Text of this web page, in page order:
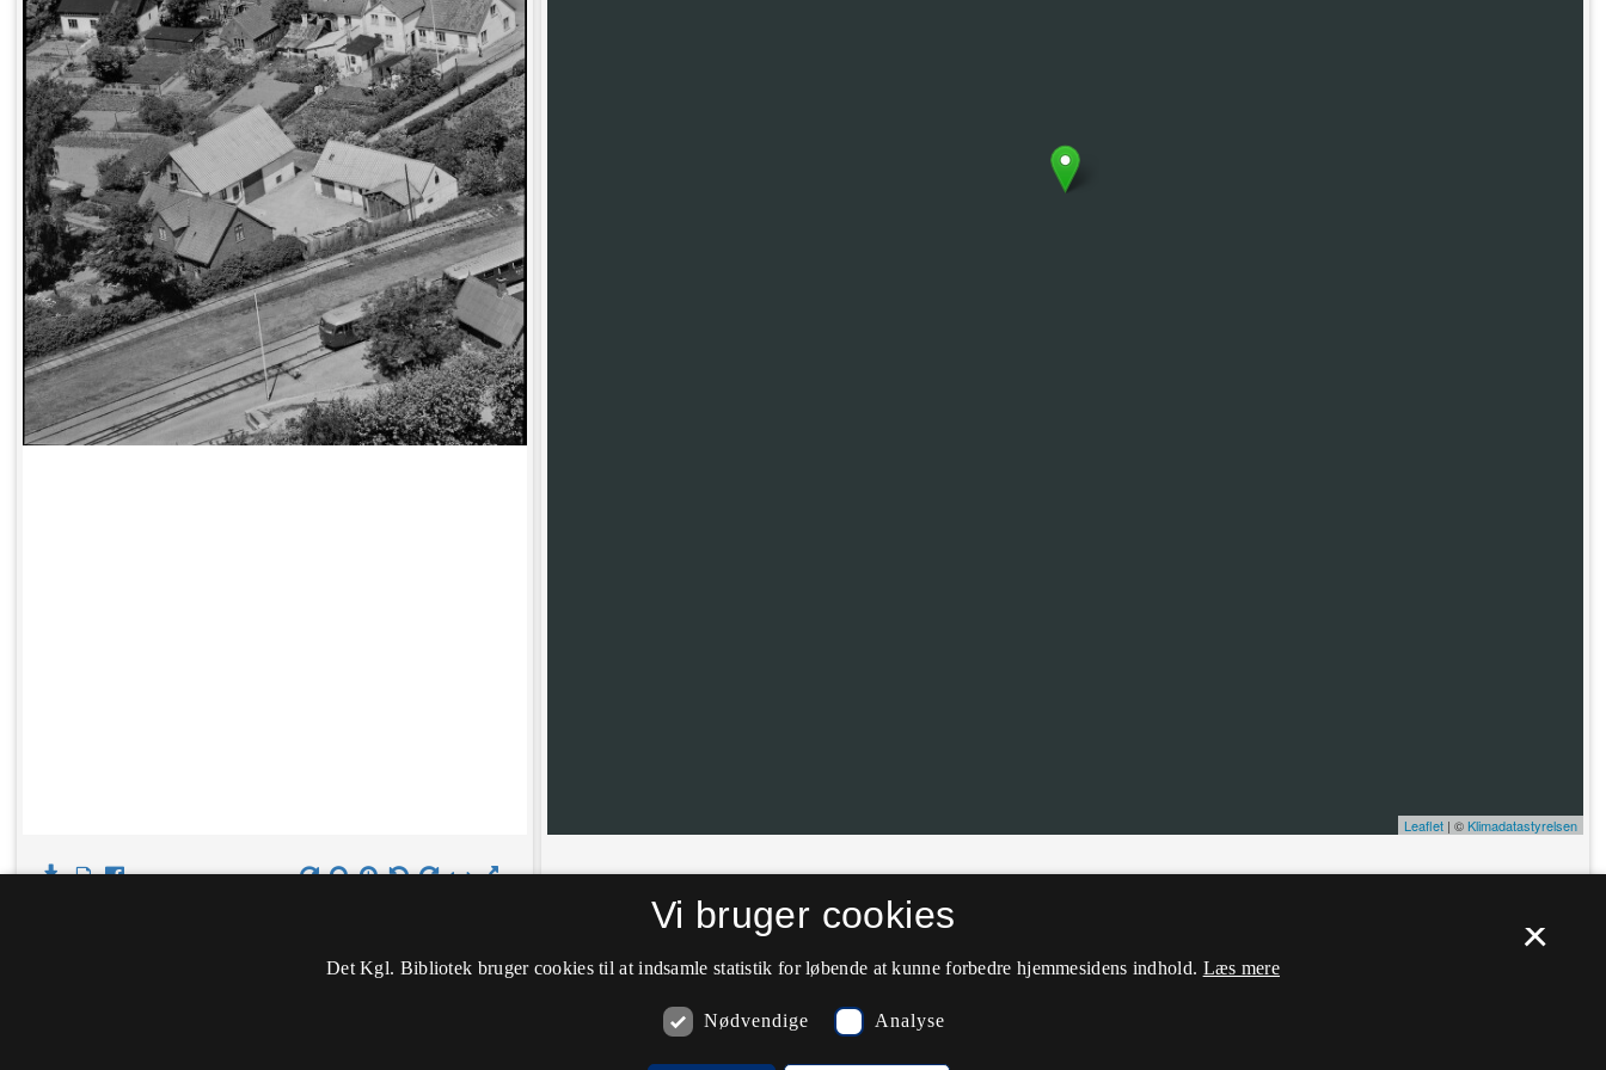
Leaflet| ©Klimadatastyrelsen
farve til grøn.
Kommentarer
×
Vi bruger cookies
Det Kgl. Bibliotek bruger cookies til at indsamle statistik for løbende at kunne forbedre hjemmesidens indhold. Læs mere
Nødvendige Analyse